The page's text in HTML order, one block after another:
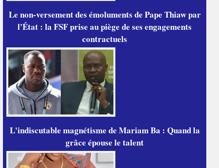
Le non-versement des émoluments de Pape Thiaw par
l'État : la FSF prise au piège de ses engagements
contractuels
L'indiscutable magnétisme de Mariam Ba : Quand la
grâce épouse le talent